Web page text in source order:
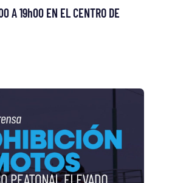
A 19h00 EN EL CENTRO DE